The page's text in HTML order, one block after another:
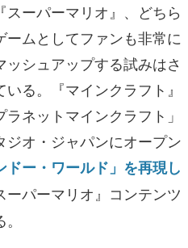
ーパーマリオ』、どちら
ームとしてファンも非常に
シュアップする試みはさ
る。『マインクラフト』
ネットマインクラフト」
オ・ジャパンにオープン
ドー・ワールド」を再現し
ーパーマリオ』コンテンツ